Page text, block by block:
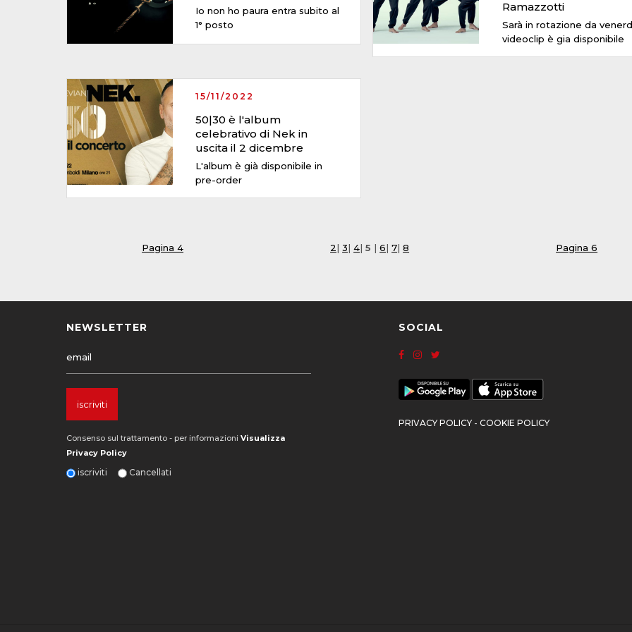
Io non ho paura entra subito al
1° posto
Ramazzotti
Sarà in rotazione da
videoclip è gia disponibile
15/11/2022
50|30 è l'album
celebrativo di Nek in
uscita il 2 dicembre
L'album è già disponibile in
pre-order
Pagina 4 2|3|4| 5 |6|7|8 Pagina 6
NEWSLETTER
Consenso sul trattamento - per informazioniVisualizza
Privacy Policy
iscriviti Cancellati
SOCIAL
PRIVACY POLICY- COOKIE POLICY